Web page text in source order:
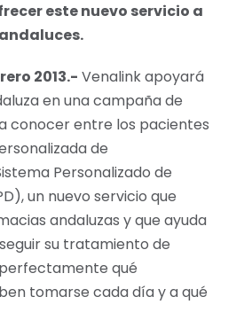
este nuevo servicio a
2013.- Venalink apoyará
en una campaña de
conocer entre los pacientes
de
Personalizado de
un nuevo servicio que
andaluzas y que ayuda
su tratamiento de
qué
tomarse cada día y a qué